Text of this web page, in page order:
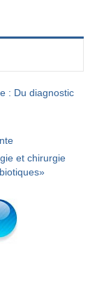
: Du diagnostic
et chirurgie